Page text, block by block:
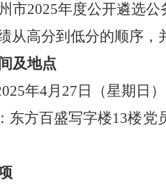
市2025年度公开遴选公
从高分到低分的顺序，
及地点
5年4月 27 日 （星期日）
东方百盛写字楼13楼党